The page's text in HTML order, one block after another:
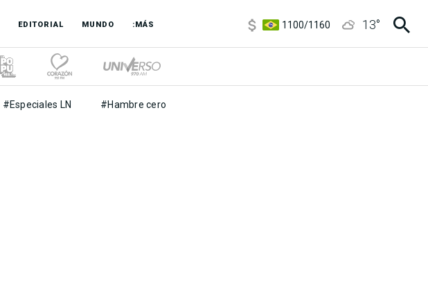
EDITORIAL MUNDO :MÁS
1100/1160
13°
#Especiales LN #Hambre cero